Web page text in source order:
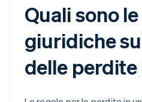
Quali sono
giuridiche
delle perdite